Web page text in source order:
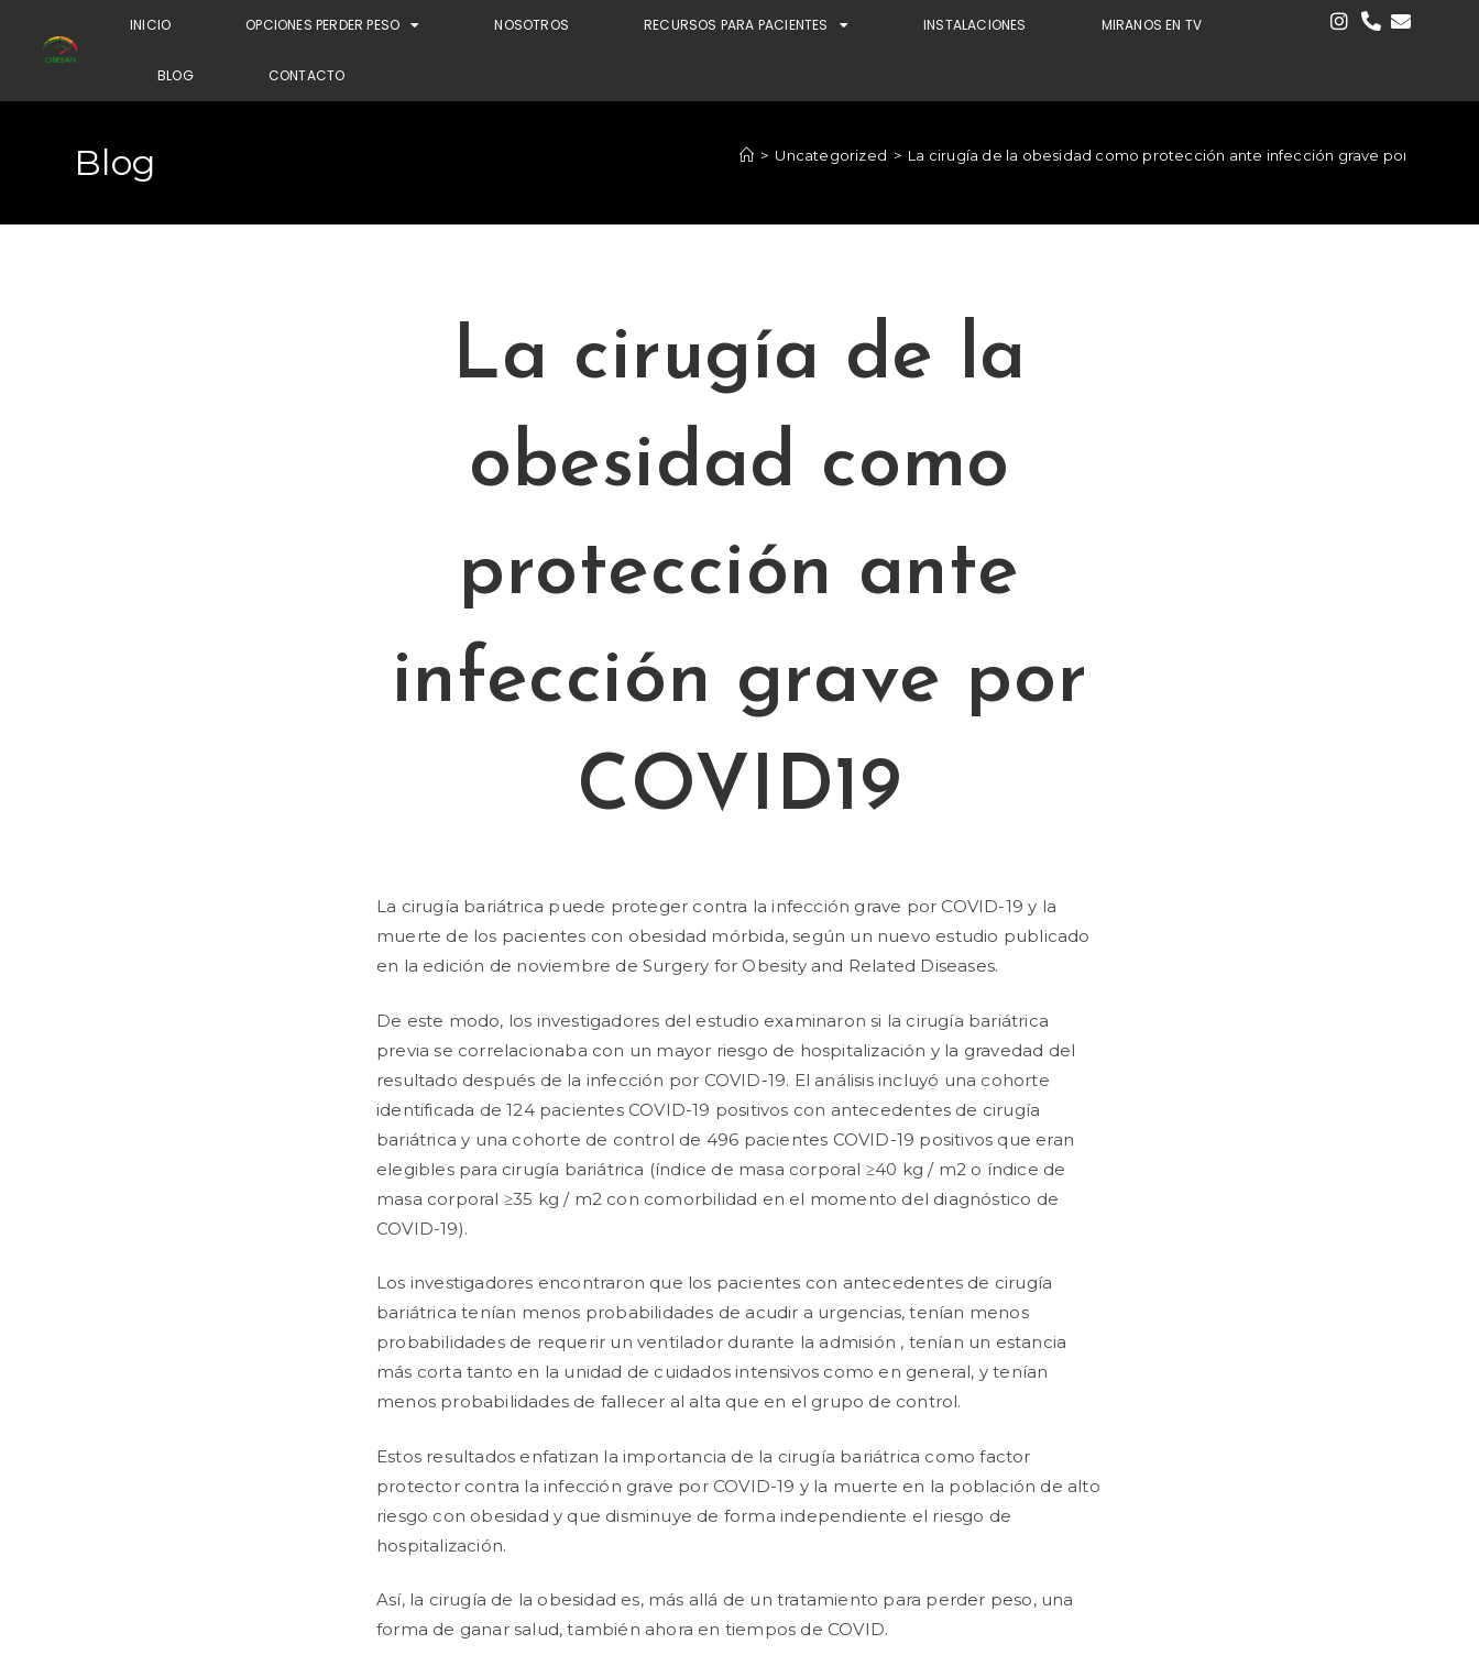
INICIO OPCIONES PERDER PESO NOSOTROS RECURSOS PARA PACIENTES INSTALACIONES MIRANOS EN TV
BLOG CONTACTO
Blog > Uncategorized > La cirugía de la obesidad como protección ante infección grave por COVID19
La cirugía de la
obesidad como
protección ante
infección grave por
COVID19
La cirugía bariátrica puede proteger contra la infección grave por COVID-19 y la
muerte de los pacientes con obesidad mórbida, según un nuevo estudio publicado
en la edición de noviembre de Surgery for Obesity and Related Diseases.
De este modo, los investigadores del estudio examinaron si la cirugía bariátrica
previa se correlacionaba con un mayor riesgo de hospitalización y la gravedad del
resultado después de la infección por COVID-19. El análisis incluyó una cohorte
identificada de 124 pacientes COVID-19 positivos con antecedentes de cirugía
bariátrica y una cohorte de control de 496 pacientes COVID-19 positivos que eran
elegibles para cirugía bariátrica (índice de masa corporal ≥40 kg / m2 o índice de
masa corporal ≥35 kg / m2 con comorbilidad en el momento del diagnóstico de
COVID-19).
Los investigadores encontraron que los pacientes con antecedentes de cirugía
bariátrica tenían menos probabilidades de acudir a urgencias, tenían menos
probabilidades de requerir un ventilador durante la admisión , tenían un estancia
más corta tanto en la unidad de cuidados intensivos como en general, y tenían
menos probabilidades de fallecer al alta que en el grupo de control.
Estos resultados enfatizan la importancia de la cirugía bariátrica como factor
protector contra la infección grave por COVID-19 y la muerte en la población de alto
riesgo con obesidad y que disminuye de forma independiente el riesgo de
hospitalización.
Así, la cirugía de la obesidad es, más allá de un tratamiento para perder peso, una
forma de ganar salud, también ahora en tiempos de COVID.